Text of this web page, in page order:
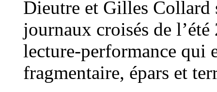
Dieutre et Gilles Collard
journaux croisés de
lecture-performance qui
fragmentaire, épars et